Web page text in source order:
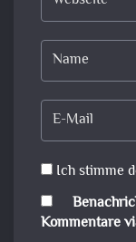
Ich stimme
Kommentare